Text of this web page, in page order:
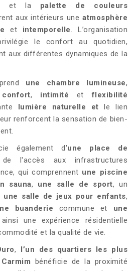
et la palette de couleurs
aux intérieurs une atmosphère
et intemporelle. L’organisation
le confort au quotidien,
aux différentes dynamiques de la
une chambre lumineuse,
confort, intimité etflexibilité
lumière naturelle et
le lien
renforcent la sensation de bien-
également d'une place de
l'accès aux infrastructures
qui comprennent une piscine
sauna, une salle de sport, un
une salle de jeux pour enfants,
buanderie commune et une
une expérience résidentielle
et la qualité de vie.
,
l’un des quartiers les plus
Carmim bénéficie de la proximité